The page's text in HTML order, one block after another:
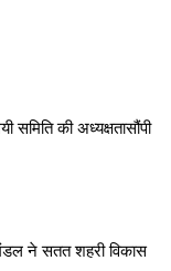
की अध्यक्षतासौंपी
ने सतत शहरी विकास